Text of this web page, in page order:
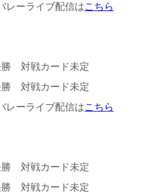
レーライブ配信はこちら
対戦カード未定
対戦カード未定
レーライブ配信はこちら
対戦カード未定
対戦カード未定